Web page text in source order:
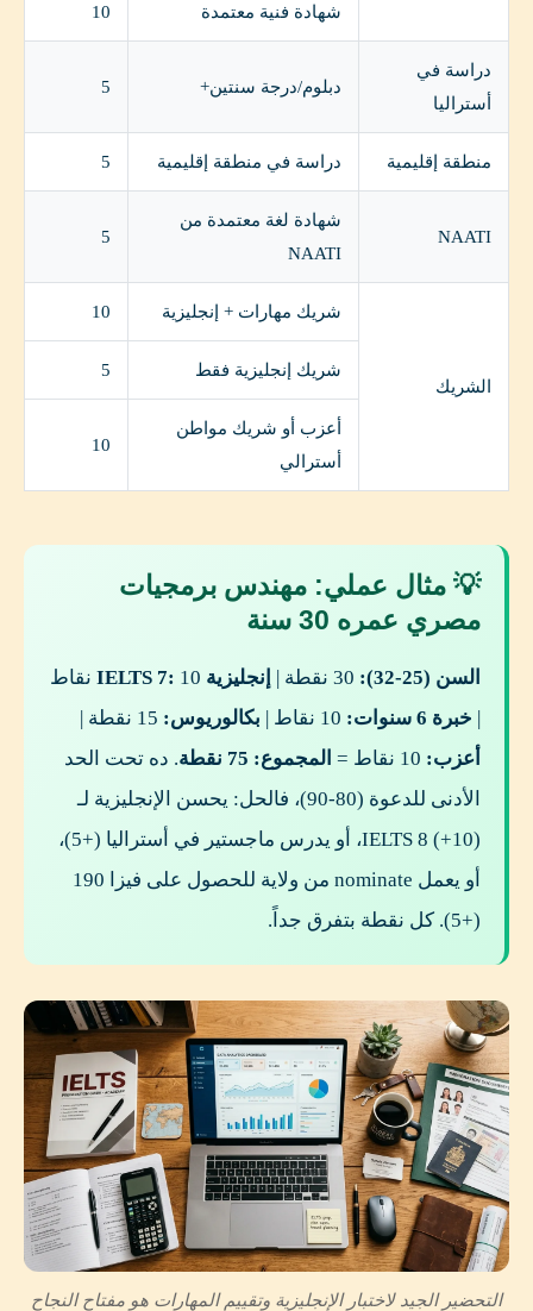
شهادة فنية معتمدة 10
دراسة في
أستراليا
دبلوم/درجة سنتين+ 5
منطقة إقليمية دراسة في منطقة إقليمية 5
NAATI
شهادة لغة معتمدة من
NAATI
5
الشريك
شريك مهارات + إنجليزية 10
شريك إنجليزية فقط 5
أعزب أو شريك مواطن
أسترالي
10
💡 مثال عملي: مهندس برمجيات
مصري عمره 30 سنة
السن (25-32): إنجليزية IELTS 7:
10 نقاط
| خبرة 6 سنوات: بكالوريوس:
أعزب:
المجموع: 75 نقطة
. ده تحت الحد
الأدنى للدعوة (80-90)، فالحل: يحسن الإنجليزية لـ
IELTS 8 (+10)، أو يدرس ماجستير في أستراليا (+5)،
أو يعمل nominate من ولاية للحصول على فيزا 190
(+5). كل نقطة بتفرق جداً.
التحضير الجيد لاختبار الإنجليزية وتقييم المهارات هو مفتاح النجاح